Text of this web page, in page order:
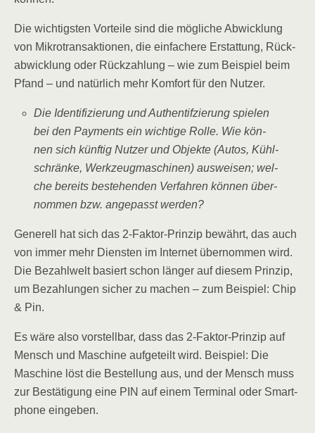
Die wich­tigs­ten Vor­tei­le sind die mög­li­che Abwick­lung
von Mikro­trans­ak­tio­nen, die ein­fa­che­re Erstat­tung, Rück­
ab­wick­lung oder Rück­zah­lung – wie zum Bei­spiel beim
Pfand – und natür­lich mehr Kom­fort für den Nutzer.
Die Iden­ti­fi­zie­rung und Authen­ti­f­zie­rung spie­len
bei den Pay­ments ein wich­ti­ge Rol­le. Wie kön­
nen sich künf­tig Nut­zer und Objek­te (Autos, Kühl­
schrän­ke, Werk­zeug­ma­schi­nen) aus­wei­sen; wel­
che bereits bestehen­den Ver­fah­ren kön­nen über­
nom­men bzw. ange­passt werden?
Gene­rell hat sich das 2‑Fak­tor-Prin­zip bewährt, das auch
von immer mehr Diens­ten im Inter­net über­nom­men wird.
Die Bezahl­welt basiert schon län­ger auf die­sem Prin­zip,
um Bezah­lun­gen sicher zu machen – zum Bei­spiel: Chip
& Pin.
Es wäre also vor­stell­bar, dass das 2‑Fak­tor-Prin­zip auf
Mensch und Maschi­ne auf­ge­teilt wird. Bei­spiel: Die
Maschi­ne löst die Bestel­lung aus, und der Mensch muss
zur Bestä­ti­gung eine PIN auf einem Ter­mi­nal oder Smart­
phone eingeben.